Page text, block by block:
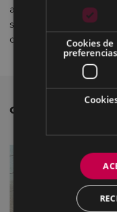
aseo autolimpiable.
semanas se ha
de la red de
OTRAS NOTICIAS
Cookies de
preferencias